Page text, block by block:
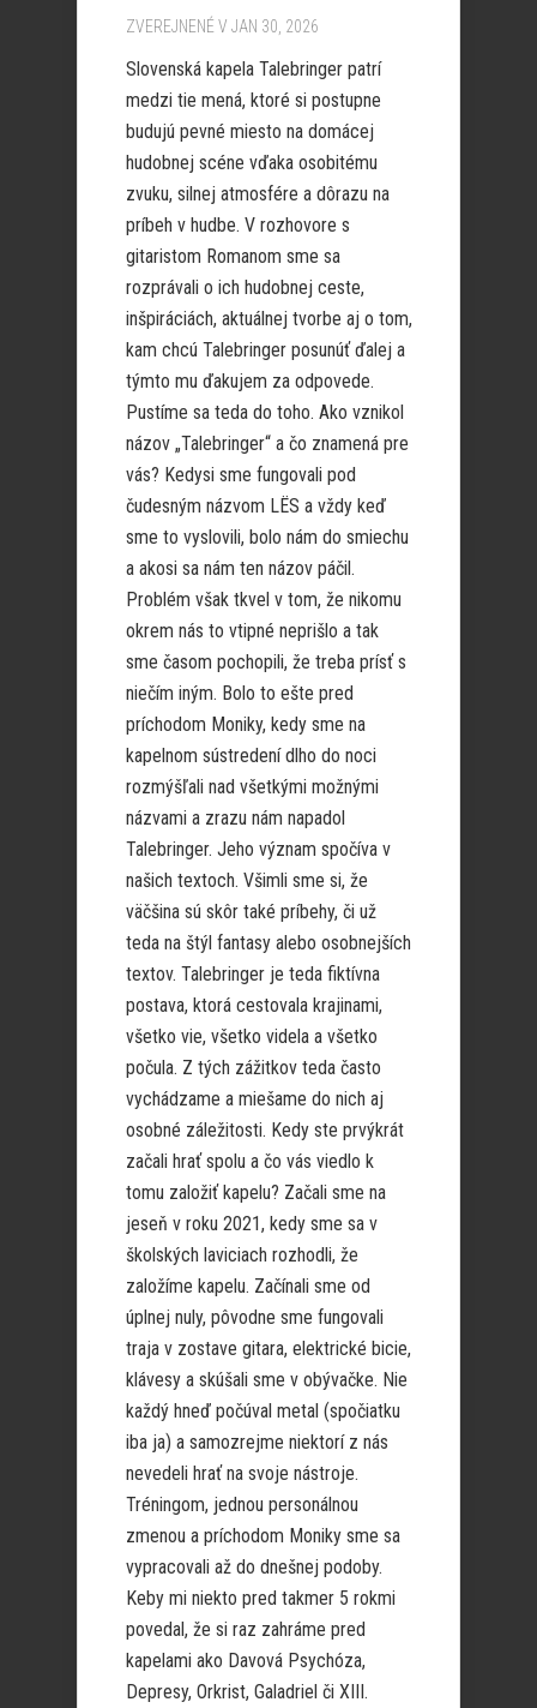
ZVEREJNENÉ V JAN 30, 2026
Slovenská kapela Talebringer patrí
medzi tie mená, ktoré si postupne
budujú pevné miesto na domácej
hudobnej scéne vďaka osobitému
zvuku, silnej atmosfére a dôrazu na
príbeh v hudbe. V rozhovore s
gitaristom Romanom sme sa
rozprávali o ich hudobnej ceste,
inšpiráciách, aktuálnej tvorbe aj o tom,
kam chcú Talebringer posunúť ďalej a
týmto mu ďakujem za odpovede.
Pustíme sa teda do toho. Ako vznikol
názov „Talebringer“ a čo znamená pre
vás? Kedysi sme fungovali pod
čudesným názvom LËS a vždy keď
sme to vyslovili, bolo nám do smiechu
a akosi sa nám ten názov páčil.
Problém však tkvel v tom, že nikomu
okrem nás to vtipné neprišlo a tak
sme časom pochopili, že treba prísť s
niečím iným. Bolo to ešte pred
príchodom Moniky, kedy sme na
kapelnom sústredení dlho do noci
rozmýšľali nad všetkými možnými
názvami a zrazu nám napadol
Talebringer. Jeho význam spočíva v
našich textoch. Všimli sme si, že
väčšina sú skôr také príbehy, či už
teda na štýl fantasy alebo osobnejších
textov. Talebringer je teda fiktívna
postava, ktorá cestovala krajinami,
všetko vie, všetko videla a všetko
počula. Z tých zážitkov teda často
vychádzame a miešame do nich aj
osobné záležitosti. Kedy ste prvýkrát
začali hrať spolu a čo vás viedlo k
tomu založiť kapelu? Začali sme na
jeseň v roku 2021, kedy sme sa v
školských laviciach rozhodli, že
založíme kapelu. Začínali sme od
úplnej nuly, pôvodne sme fungovali
traja v zostave gitara, elektrické bicie,
klávesy a skúšali sme v obývačke. Nie
každý hneď počúval metal (spočiatku
iba ja) a samozrejme niektorí z nás
nevedeli hrať na svoje nástroje.
Tréningom, jednou personálnou
zmenou a príchodom Moniky sme sa
vypracovali až do dnešnej podoby.
Keby mi niekto pred takmer 5 rokmi
povedal, že si raz zahráme pred
kapelami ako Davová Psychóza,
Depresy, Orkrist, Galadriel či XIII.